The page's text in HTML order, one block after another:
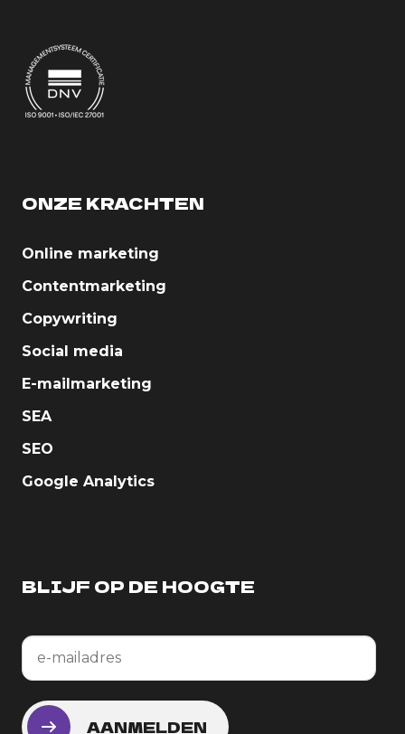
ONZE KRACHTEN
Online marketing
Contentmarketing
Copywriting
Social media
E-mailmarketing
SEA
SEO
Google Analytics
BLIJF OP DE HOOGTE